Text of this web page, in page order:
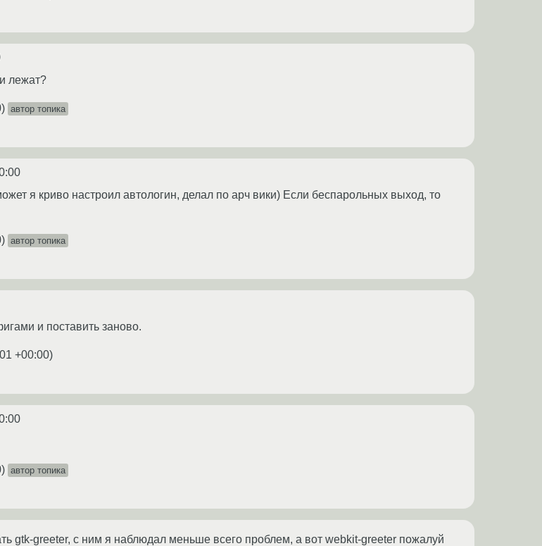
лежат?
) автор топика
я криво настроил автологин, делал по арч вики) Если беспарольных выход, то
) автор топика
и поставить заново.
+00:00)
) автор топика
gtk-greeter, с ним я наблюдал меньше всего проблем, а вот webkit-greeter пожалуй